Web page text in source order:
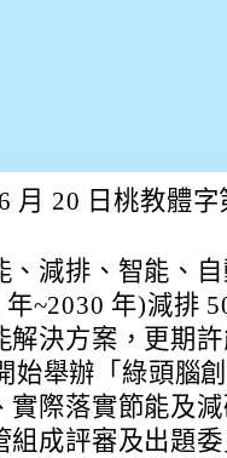
綠頭腦
月 20 日桃教體
、減排、智能、
年~2030 年)減排
解決方案，更期
始舉辦「綠頭腦
實際落實節能及
組成評審及出題